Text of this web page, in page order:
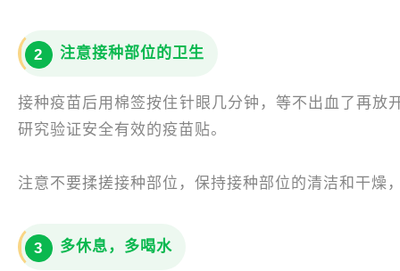
2 注意接种部位的卫生
接种疫苗后用棉签按住针眼几分钟，等不出血了再放
研究验证安全有效的疫苗贴。
注意不要揉搓接种部位，保持接种部位的清洁和干燥
3 多休息，多喝水